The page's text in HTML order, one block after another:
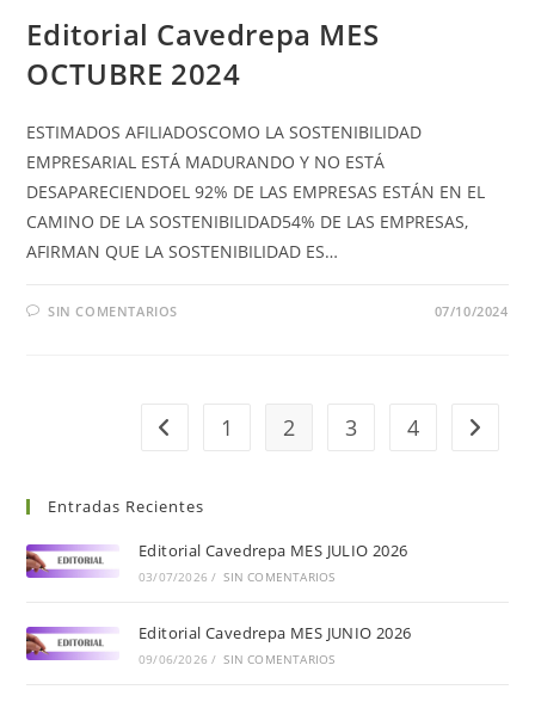
Editorial Cavedrepa MES
OCTUBRE 2024
ESTIMADOS AFILIADOSCOMO LA SOSTENIBILIDAD
EMPRESARIAL ESTÁ MADURANDO Y NO ESTÁ
DESAPARECIENDOEL 92% DE LAS EMPRESAS ESTÁN EN EL
CAMINO DE LA SOSTENIBILIDAD54% DE LAS EMPRESAS,
AFIRMAN QUE LA SOSTENIBILIDAD ES…
SIN COMENTARIOS 07/10/2024
1 2 3 4
Entradas Recientes
Editorial Cavedrepa MES JULIO 2026
03/07/2026 / SIN COMENTARIOS
Editorial Cavedrepa MES JUNIO 2026
09/06/2026 / SIN COMENTARIOS